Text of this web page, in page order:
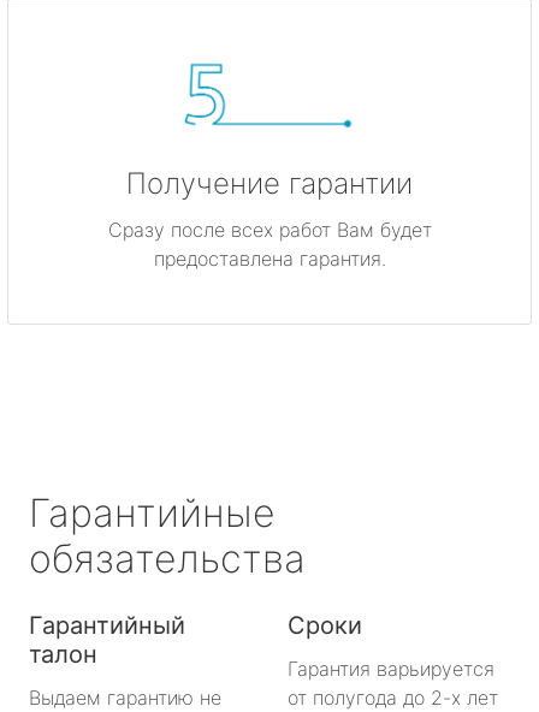
Получение гарантии
Сразу после всех работ Вам будет
предоставлена гарантия.
Гарантийные
обязательства
Гарантийный
талон
Выдаем гарантию не
Сроки
Гарантия варьируется
от полугода до 2-х лет